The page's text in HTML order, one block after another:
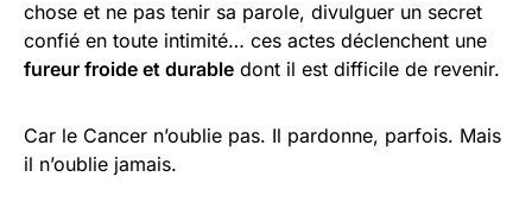
chose et ne pas tenir sa parole, divulguer un secret
confié en toute intimité… ces actes déclenchent une
fureur froide et durable dont il est difficile de revenir.
Car le Cancer n’oublie pas. Il pardonne, parfois. Mais
il n’oublie jamais.